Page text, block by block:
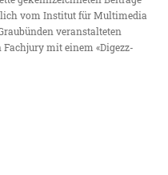
vom Institut für Multimedia
veranstalteten
mit einem «Digezz-